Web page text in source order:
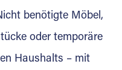
benötigte Möbel,
oder temporäre
Haushalts – mit